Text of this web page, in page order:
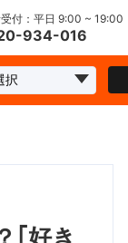
付：平日 9:00 ~ 19:00
934-016
｢好き